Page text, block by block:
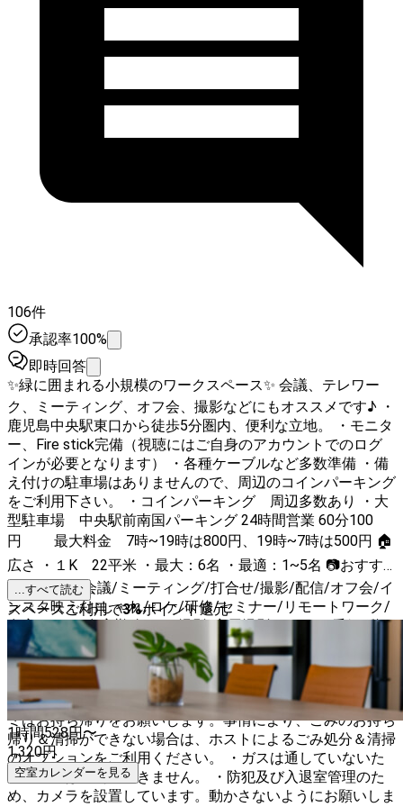
106件
承認率100%
即時回答
✨緑に囲まれる小規模のワークスペース✨ 会議、テレワー
ク、ミーティング、オフ会、撮影などにもオススメです♪ ・
鹿児島中央駅東口から徒歩5分圏内、便利な立地。 ・モニタ
ー、Fire stick完備（視聴にはご自身のアカウントでのログ
インが必要となります） ・各種ケーブルなど多数準備 ・備
え付けの駐車場はありませんので、周辺のコインパーキング
をご利用下さい。 ・コインパーキング 周辺多数あり ・大
型駐車場 中央駅前南国パーキング 24時間営業 60分100
円 最大料金 7時~19時は800円、19時~7時は500円 🏠
広さ ・１K 22平米 ・最大：6名 ・最適：1~5名 📷おすす
め利用用途 会議/ミーティング/打合せ/撮影/配信/オフ会/イ
ンスタ映え/おしゃれ/ロケ/研修/セミナー/リモートワーク/
在宅ワーク/在宅勤務/ロケ撮影/商用撮影/CM・TV番組/動
画/再現VTRドラマ/スタジオ/ポートレート/ワークショッ
プ/セミナー/研修/レッスン/英会話/YouTuber、ニコ生配信/
インスタ映え/朝活/家デート 【注意事項】 ・マンションに
なりますので、近隣の方にご配慮ください。 ・当日出たゴ
ミはお持ち帰りをお願いします。事情により、ごみのお持ち
帰り＆清掃ができない場合は、ホストによるごみ処分＆清掃
のオプションをご利用ください。 ・ガスは通していないた
め、浴室はご利用できません。 ・防犯及び入退室管理のた
め、カメラを設置しています。動かさないようにお願いしま
...すべて読む
スペースご利用で3%ポイント還元
1時間528円〜
1,320円
空室カレンダーを見る